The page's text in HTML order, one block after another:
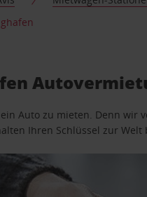
Auto zu mieten. Denn wir
Ihren Schlüssel zur Welt